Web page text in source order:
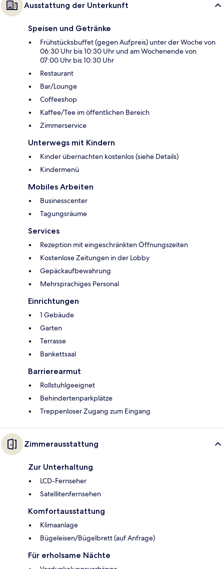
Ausstattung der Unterkunft
Speisen und Getränke
Frühstücksbuffet (gegen Aufpreis) unter der Woche von
06:30 Uhr bis 10:30 Uhr und am Wochenende von
07:00 Uhr bis 10:30 Uhr
Restaurant
Bar/Lounge
Coffeeshop
Kaffee/Tee im öffentlichen Bereich
Zimmerservice
Unterwegs mit Kindern
Kinder übernachten kostenlos (siehe Details)
Kindermenü
Mobiles Arbeiten
Businesscenter
Tagungsräume
Services
Rezeption mit eingeschränkten Öffnungszeiten
Kostenlose Zeitungen in der Lobby
Gepäckaufbewahrung
Mehrsprachiges Personal
Einrichtungen
1 Gebäude
Garten
Terrasse
Bankettsaal
Barrierearmut
Rollstuhlgeeignet
Behindertenparkplätze
Treppenloser Zugang zum Eingang
Zimmerausstattung
Zur Unterhaltung
LCD-Fernseher
Satellitenfernsehen
Komfortausstattung
Klimaanlage
Bügeleisen/Bügelbrett (auf Anfrage)
Für erholsame Nächte